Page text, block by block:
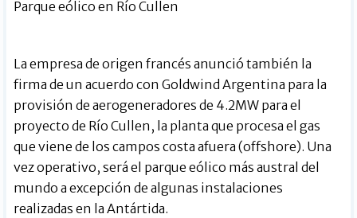
Parque eólico en Río Cullen
La empresa de origen francés anunció también la
firma de un acuerdo con Goldwind Argentina para la
provisión de aerogeneradores de 4.2MW para el
proyecto de Río Cullen, la planta que procesa el gas
que viene de los campos costa afuera (offshore). Una
vez operativo, será el parque eólico más austral del
mundo a excepción de algunas instalaciones
realizadas en la Antártida.